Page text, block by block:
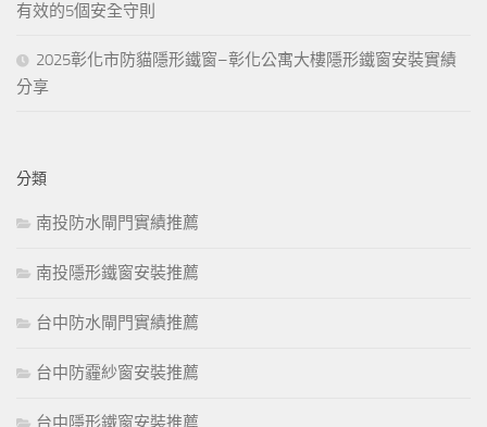
有效的5個安全守則
2025彰化市防貓隱形鐵窗–彰化公寓大樓隱形鐵窗安裝實績
分享
分類
南投防水閘門實績推薦
南投隱形鐵窗安裝推薦
台中防水閘門實績推薦
台中防霾紗窗安裝推薦
台中隱形鐵窗安裝推薦